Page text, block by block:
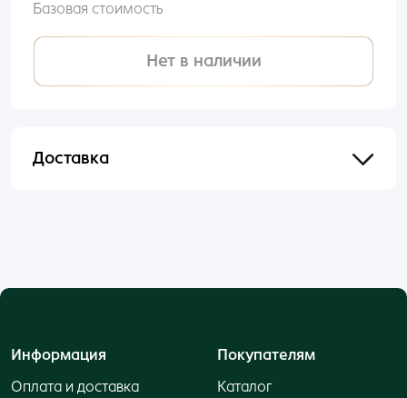
Базовая стоимость
Нет в наличии
Доставка
Информация
Оплата и доставка
Покупателям
Каталог